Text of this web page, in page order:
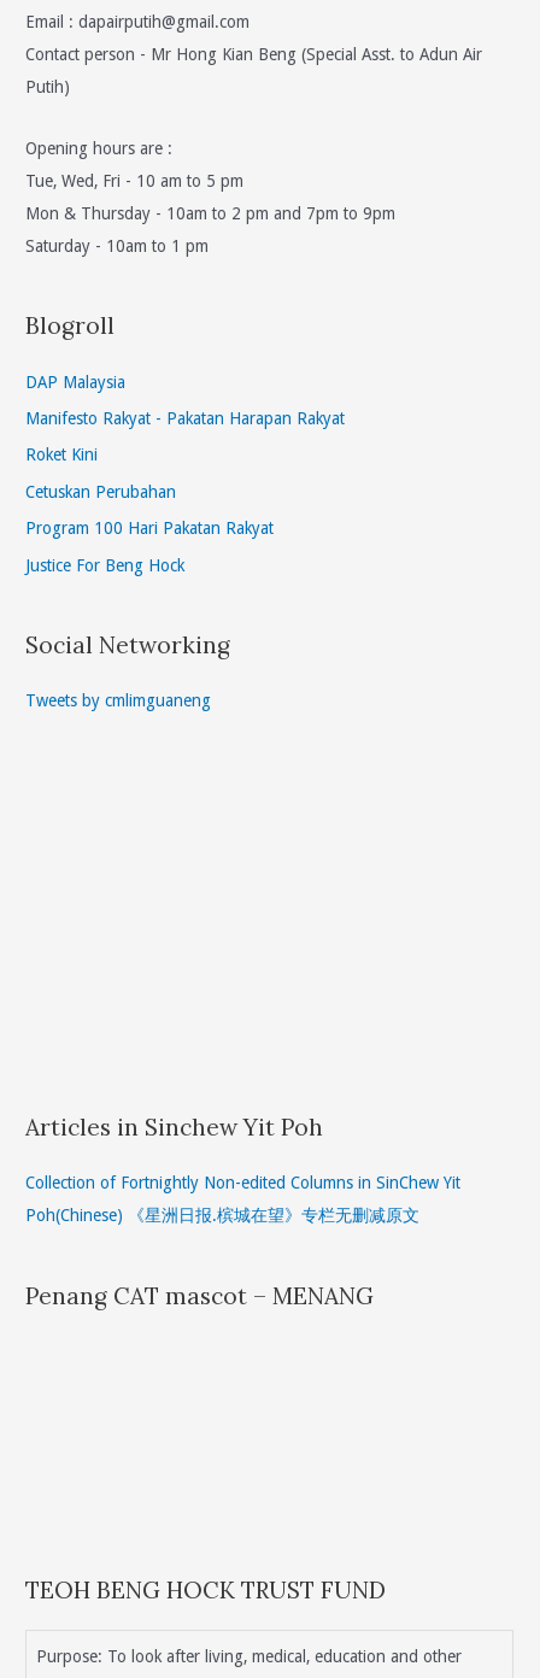
Email :dapairputih@gmail.com
Contact person - Mr Hong Kian Beng (Special Asst. to Adun Air
Putih)
Opening hours are :
Tue, Wed, Fri - 10 am to 5 pm
Mon & Thursday - 10am to 2 pm and 7pm to 9pm
Saturday - 10am to 1 pm
Blogroll
DAP Malaysia
Manifesto Rakyat - Pakatan Harapan Rakyat
Roket Kini
Cetuskan Perubahan
Program 100 Hari Pakatan Rakyat
Justice For Beng Hock
Social Networking
Tweets by cmlimguaneng
Articles in Sinchew Yit Poh
Collection of Fortnightly Non-edited Columns in SinChew Yit
Poh(Chinese) 《星洲日报.槟城在望》专栏无删减原文
Penang CAT mascot – MENANG
TEOH BENG HOCK TRUST FUND
Purpose: To look after living, medical, education and other